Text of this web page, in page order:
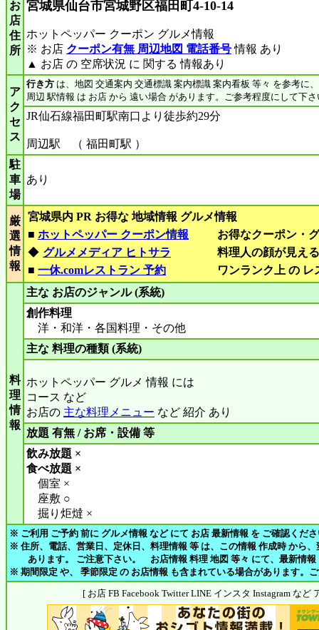
お
店
住
所
宮城県仙台市宮城野区福田町4-10-14
ホットペッパー クーポン グルメ情報
※ お店 クーポン有無 周辺地図 電話番号情報 あり
▲ お店 の 空席状況 に 関する 情報あり
ア
ク
セ
ス
行き方 は、地図 交通案内 交通標識 案内標識 案内看板 等々 を参考に
周辺 駅情報 は お店 から 遠い場合 があります。ご参考程度にして下
JR仙石線福田町駅南口より徒歩約29分
周辺駅 （ 福田町駅 ）
駐
車
場
あり
厳
選
情
報
宮城県内 PR お得な 地域情報 グルメ情報
■ ホットペッパー クーポン情報
お得なクーポン・
◆ グルメメディア ヒトサラ
料理人の顔が見え
■ 一休.comレストラン 予約 ワンランク上 の レ
料
理
情
報
主な お店のジャンル (系統)
創作料理
洋・和洋・各国料理・その他
主な 料理の種類 (系統)
ホットペッパー グルメ 情報 には
コース など
お店の 主な料理メニュー など 紹介 あり
放題 有無 / お席・設備 等
飲み放題 ×
食べ放題 ×
個室 ×
座敷 ○
掘り炬燵 ×
※ ご利用 ご予約 前に グルメ情報 など にて お店 最新情報 を ご確認くだ
※ 住所、電話、営業日、定休日、料理情報 等 は、この情報 作成時 から
あります。 ご注意下さい。 お店情報 料理 地図 等々 にて、最新情報
※ 期間限定 や、 季節限定 の お店情報 も含まれている場合があります。
[ お店 FB Facebook Twitter LINE インスタ Instagram など